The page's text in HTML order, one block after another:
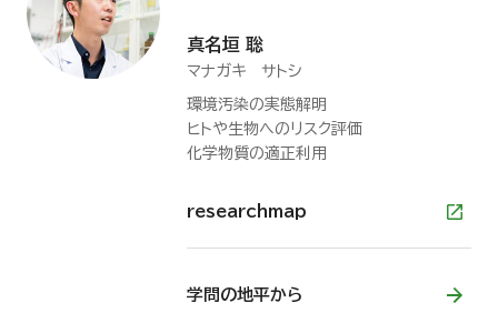
真名垣 聡
マナガキ サトシ
環境汚染の実態解明
ヒトや生物へのリスク評価
化学物質の適正利用
researchmap
学問の地平から